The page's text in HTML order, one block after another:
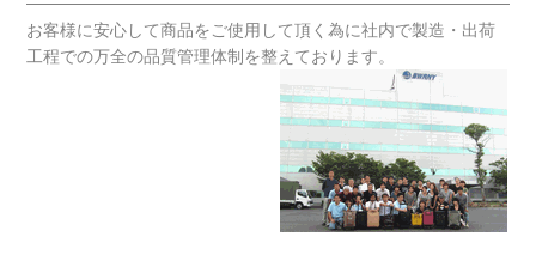
お客様に安心して商品をご使用して頂く為に社内で製造・出荷
工程での万全の品質管理体制を整えております。